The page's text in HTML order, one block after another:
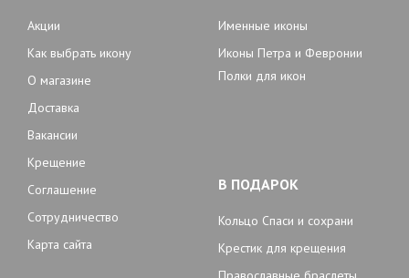
Акции
Как выбрать икону
О магазине
Доставка
Вакансии
Крещение
Соглашение
Сотрудничество
Карта сайта
Именные иконы
Иконы Петра и Февронии
Полки для икон
В ПОДАРОК
Кольцо Спаси и сохрани
Крестик для крещения